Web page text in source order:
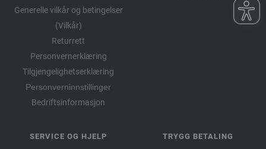
Generelle vilkår og betingelser
(Vilkår)
Returrett
Personvernerklæring
Tilgjengelighetserklæring
Personverninnstillinger
Bedriftsinformasjon
SERVICE OG HJELP TRYGG BETALING